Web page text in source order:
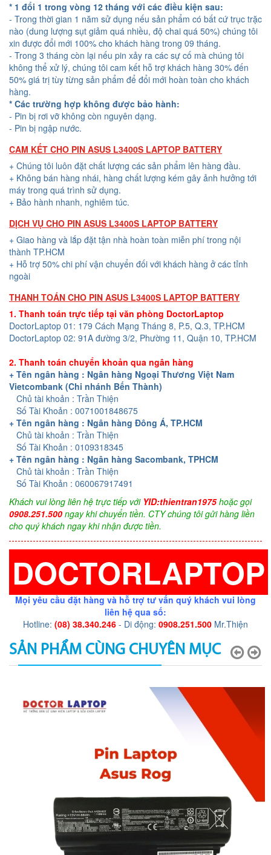
* 1 đổi 1 trong vòng 12 tháng với các điều kiện sau:
- Trong thời gian 1 năm sử dụng nếu sản phẩm có bất cứ trục trặc
nào (dung lượng sụt giảm quá nhiều, độ chai quá 50%) chúng tôi
xin được đổi mới 100% cho khách hàng trong 09 tháng.
- Trong 3 tháng còn lại nếu pin xảy ra các sự cố mà chúng tôi
không thể xử lý, chúng tôi cam kết hỗ trợ khách hàng 30% đến
50% giá trị tùy từng sản phẩm để đổi mới hoàn toàn cho khách
hàng.
* Các trường hợp không được bảo hành:
- Pin bị rơi vỡ không còn nguyên dạng.
- Pin bị ngập nước.
CAM KẾT CHO PIN ASUS L3400S LAPTOP BATTERY
+ Chúng tôi luôn đặt chất lượng các sản phẩm lên hàng đầu.
+ Không bán hàng nhái, hàng chất lượng kém gây ảnh hưởng tới
máy trong quá trình sử dụng.
+ Bảo hành nhanh, nghiêm túc.
DỊCH VỤ CHO PIN ASUS L3400S LAPTOP BATTERY
+ Giao hàng và lắp đặt tận nhà hoàn toàn miễn phí trong nội
thành TP.HCM
+ Hỗ trợ 50% chi phí vận chuyển đối với khách hàng ở các tỉnh
ngoài
THANH TOÁN CHO PIN ASUS L3400S LAPTOP BATTERY
1. Thanh toán trực tiếp tại văn phòng DoctorLaptop
DoctorLaptop 01: 179 Cách Mạng Tháng 8, P.5, Q.3, TP.HCM
DoctorLaptop 02: 91A đường 3/2, Phường 11, Quận 10, TP.HCM
2. Thanh toán chuyển khoản qua ngân hàng
+ Tên ngân hàng : Ngân hàng Ngoại Thương Việt Nam
Vietcombank (Chi nhánh Bến Thành)
Chủ tài khoản : Trần Thiện
Số Tài Khoản : 0071001848675
+ Tên ngân hàng : Ngân hàng Đông Á, TP.HCM
Chủ tài khoản : Trần Thiện
Số Tài Khoản : 0109318345
+ Tên ngân hàng : Ngân hàng Sacombank, TPHCM
Chủ tài khoản : Trần Thiện
Số Tài Khoản : 060067917491
Khách vui lòng liên hệ trực tiếp với YID:thientran1975hoặc gọi
0908.251.500 ngay khi chuyển tiền. CTY chúng tôi gửi hàng liền
cho quý khách ngay khi nhận được tiền.
DOCTORLAPTOP
Mọi yêu cầu đặt hàng và hỗ trợ tư vấn quý khách vui lòng
liên hệ qua số:
Hotline: (08) 38.340.246 - Di động: 0908.251.500 Mr.Thiện
SẢN PHẨM CÙNG CHUYÊN MỤC